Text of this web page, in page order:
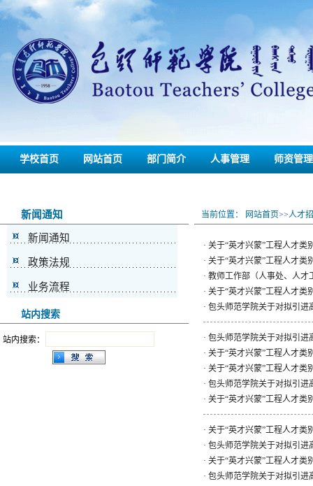
学校首页 网站首页 部门简介 人事管理 师资管理
新闻通知
新闻通知
政策法规
业务流程
站内搜索
站内搜索：
当前位置： 网站首页>>人才
· 关于“英才兴蒙”工程人才类
· 关于“英才兴蒙”工程人才类
· 教师工作部（人事处、人才
· 关于“英才兴蒙”工程人才类
· 包头师范学院关于对拟引进
· 包头师范学院关于对拟引进
· 关于“英才兴蒙”工程人才类
· 关于“英才兴蒙”工程人才类
· 包头师范学院关于对拟引进
· 关于“英才兴蒙”工程人才类
· 关于“英才兴蒙”工程人才类
· 包头师范学院关于对拟引进
· 关于“英才兴蒙”工程人才类
· 包头师范学院关于对拟引进